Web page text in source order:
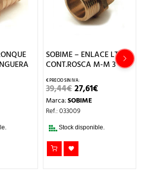
SOBIME – ENLACE LT
CONT.ROSCA M-M 3
39,44€EL
PRECIO
ORIGINAL
ERA:
27,61€
Marca:SOBIME
Ref.: 033009
Stock disponible.